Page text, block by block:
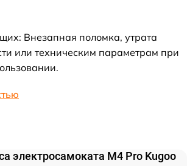
Внезапная поломка, утрата
или техническим параметрам при
электросамоката M4 Pro Kugoo